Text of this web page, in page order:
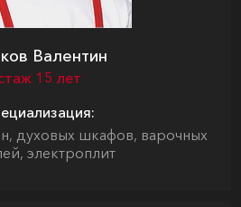
Валентин
15 лет
духовых шкафов, варочных
электроплит